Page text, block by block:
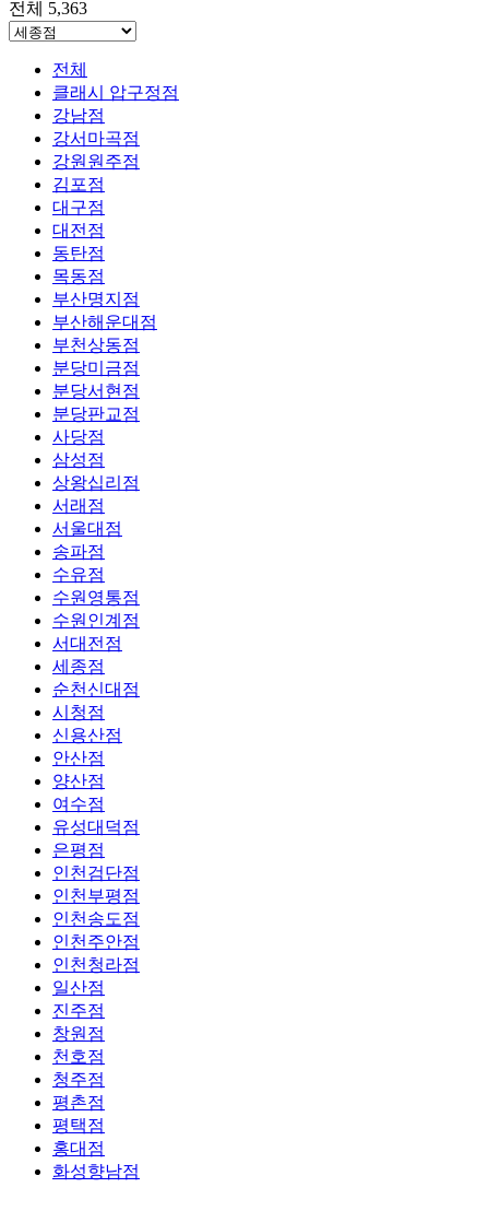
전체 5,363
전체
클래시 압구정점
강남점
강서마곡점
강원원주점
김포점
대구점
대전점
동탄점
목동점
부산명지점
부산해운대점
부천상동점
분당미금점
분당서현점
분당판교점
사당점
삼성점
상왕십리점
서래점
서울대점
송파점
수유점
수원영통점
수원인계점
서대전점
세종점
순천신대점
시청점
신용산점
안산점
양산점
여수점
유성대덕점
은평점
인천검단점
인천부평점
인천송도점
인천주안점
인천청라점
일산점
진주점
창원점
천호점
청주점
평촌점
평택점
홍대점
화성향남점